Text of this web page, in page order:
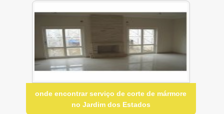
onde encontrar serviço de corte de mármore
no Jardim dos Estados